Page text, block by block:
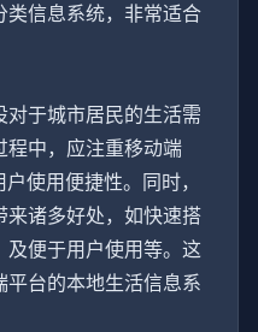
类信息系统，非常适合
于城市居民的生活需
程中，应注重移动端
使用便捷性。同时，
来诸多好处，如快速搭
便于用户使用等。这
台的本地生活信息系